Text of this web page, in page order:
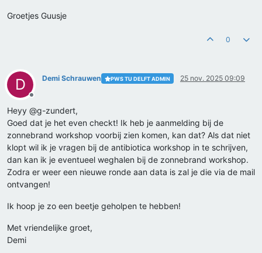
Groetjes Guusje
0
D
Offline
Demi Schrauwen PWS TU DELFT ADMIN 25 nov. 2025 09:09
Heyy @g-zundert,
Goed dat je het even checkt! Ik heb je aanmelding bij de
zonnebrand workshop voorbij zien komen, kan dat? Als dat niet
klopt wil ik je vragen bij de antibiotica workshop in te schrijven,
dan kan ik je eventueel weghalen bij de zonnebrand workshop.
Zodra er weer een nieuwe ronde aan data is zal je die via de mail
ontvangen!
Ik hoop je zo een beetje geholpen te hebben!
Met vriendelijke groet,
Demi